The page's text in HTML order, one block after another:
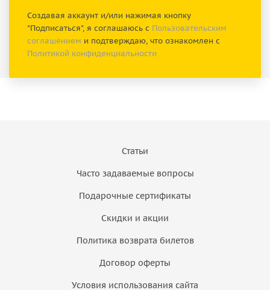
Создавая аккаунт и/или нажимая кнопку
"Подписаться", я соглашаюсь с Пользовательским
соглашением и подтверждаю, что ознакомлен с
Политикой конфиденциальности
Статьи
Часто задаваемые вопросы
Подарочные сертификаты
Скидки и акции
Политика возврата билетов
Договор оферты
Условия использования сайта